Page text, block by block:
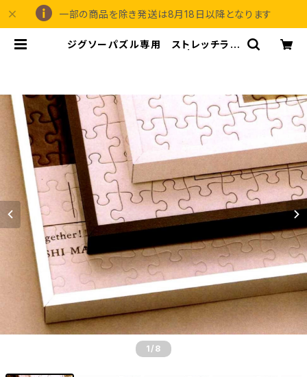
一部の商品を除き発送は8月18日以降となります
ジグソーパズル専用 ストレッチライ
1 /8